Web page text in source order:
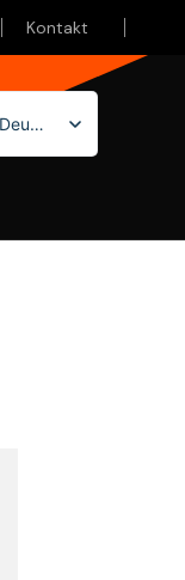
Kontakt
Deutsch
Nederlands